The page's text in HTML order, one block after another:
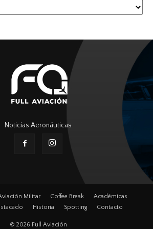
Noticias Aeronáuticas
Militar Coffee Break
Académicas
Historia Spotting Contacto
© 2026 Full Aviación